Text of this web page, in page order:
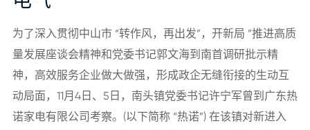
为了深入贯彻中山市 “转作风，再出发”，开新局 ”推进高质
量发展座谈会精神和党委书记郭文海到南首调研批示精
神，高效服务企业做大做强，形成政企无缝衔接的生动互
动局面，11月4日、5日，南头镇党委书记许宁军曾到广东热
诺家电有限公司考察。(以下简称 “热诺”) 在该镇对新进入